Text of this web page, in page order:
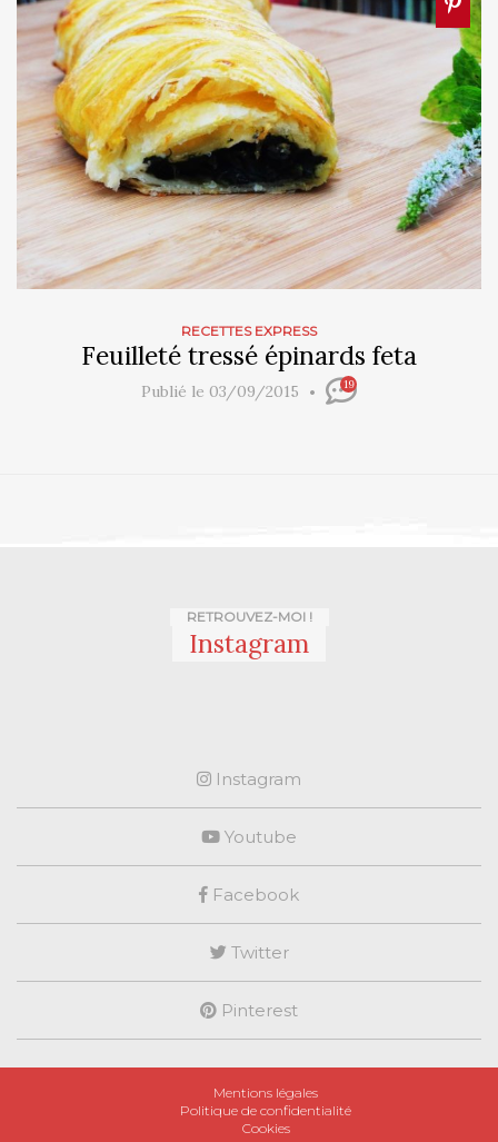
RECETTES EXPRESS
Feuilleté tressé épinards feta
Publié le 03/09/2015 19
RETROUVEZ-MOI !
Instagram
Instagram
Youtube
Facebook
Twitter
Pinterest
Mentions légales
Politique de confidentialité
Cookies